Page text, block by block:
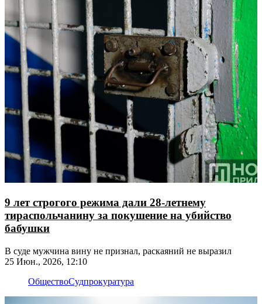
9 лет строгого режима дали 28-летнему
тираспольчанину за покушение на убийство
бабушки
В суде мужчина вину не признал, раскаяний не выразил
25 Июн., 2026, 12:10
ОбществоСудпрокуратура